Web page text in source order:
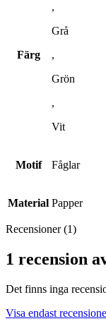
Färg
,
Grå
,
Grön
,
Vit
Motif Fåglar
Material Papper
Recensioner (1)
1 recension
Det finns inga
Visa endast